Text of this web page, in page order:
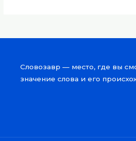
Словозавр — место, где вы
значение слова и его